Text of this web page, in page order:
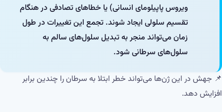
ویروس پاپیلومای انسانی) یا خطاهای تصادفی در هنگام
تقسیم سلولی ایجاد شوند. تجمع این تغییرات در طول
زمان می‌تواند منجر به تبدیل سلول‌های سالم به
سلول‌های سرطانی شود.
📌 جهش در این ژن‌ها می‌تواند خطر ابتلا به سرطان را چندین برابر
افزایش دهد.